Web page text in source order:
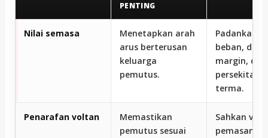
PENTING
Nilai semasa
Menetapkan arah
arus berterusan
keluarga
pemutus.
Padankan
beban,
margin, dan
terma.
Penarafan voltan
Memastikan
pemutus sesuai
Sahkan